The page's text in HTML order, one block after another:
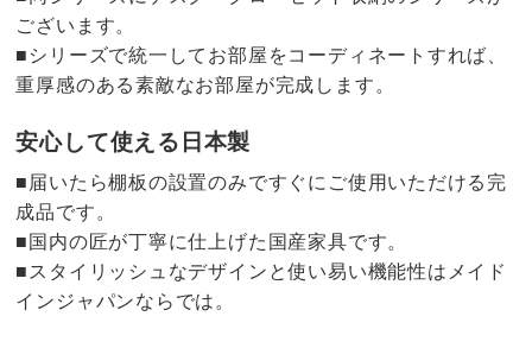
ございます。
■シリーズで統一してお部屋をコーディネートすれば、
重厚感のある素敵なお部屋が完成します。
安心して使える日本製
■届いたら棚板の設置のみですぐにご使用いただける完
成品です。
■国内の匠が丁寧に仕上げた国産家具です。
■スタイリッシュなデザインと使い易い機能性はメイド
インジャパンならでは。